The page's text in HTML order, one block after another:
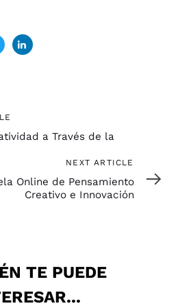
a Través de la
NEXT ARTICLE
Online de Pensamiento
Creativo e Innovación
TE PUEDE